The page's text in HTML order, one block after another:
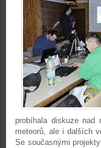
probíhala diskuze
meteorů, ale i dalších
Se současnými